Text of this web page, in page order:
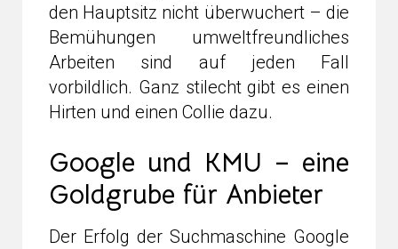
den Hauptsitz nicht überwuchert – die
Bemühungen umweltfreundliches
Arbeiten sind auf jeden Fall
vorbildlich. Ganz stilecht gibt es einen
Hirten und einen Collie dazu.
Google und KMU – eine
Goldgrube für Anbieter
Der Erfolg der Suchmaschine Google